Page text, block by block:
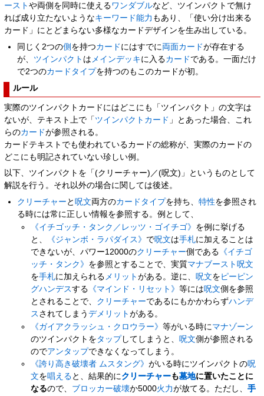
ーストや両側を同時に使えるワンダブルなど、ツインパクトで無け
れば成り立たないようなキーワード能力 もあり、「使い分け出来る
カード」にとどまらない多様なカードデザインを生み出している。
同じく2つの側を持つカード にはすでに 両面カードが存在する
が、 ツインパクト は メインデッキに入るカード である。一面だけ
で2つのカードタイプを持つのもこのカードが初。
ルール
実際のツインパクトカードにはどこにも「ツインパクト」の文字は
ないが、テキスト上で「 ツインパクトカード 」とあった場合、これ
らのカードが参照される。
カードテキストでも使われているカードの総称が、実際のカードの
どこにも明記されていない珍しい例。
以下、ツインパクトを「(クリーチャー)／(呪文)」というものとして
解説を行う。それ以外の場合に関しては後述。
クリーチャー と呪文両方のカードタイプを持ち、特性を参照され
る時には常に正しい情報を参照する。例として、
《イチゴッチ・タンク／レッツ・ゴイチゴ》 を例に挙げる
と、
《ジャンボ・ラパダイス》 で呪文は手札に加えることは
できないが、パワー12000のクリーチャー側である 《イチゴ
ッチ・タンク》 を参照とすることで、実質マナブースト 呪文
を手札に加えられる メリットがある。逆に、 呪文を ピーピン
グハンデスする 《マインド・リセット》等には呪文側を参照
とされることで、 クリーチャーであるにもかかわらずハンデ
ス されてしまうデメリットがある。
《ガイアクラッシュ・クロウラー》等がいる時に マナゾーン
のツインパクトを タップしてしまうと、呪文側が参照される
のでアンタップできなくなってしまう。
《誇り高き破壊者 ムスタング》がいる時にツインパクトの呪
文を唱える と、結果的にクリーチャーも墓地に置いたことに
なるので、 ブロッカー破壊か5000火力が放てる。ただし、手